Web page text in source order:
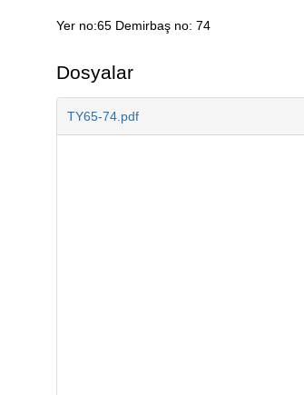
Açıklama
Yer no:65 Demirbaş no: 74
Dosyalar
TY65-74.pdf